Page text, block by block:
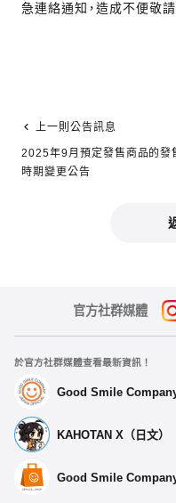
急連絡通知，造成不便敬請
上一則公告訊息
2025年9月預定發售商品的發
時期變更公告
官方社群媒體
於官方社群媒體查看最新資訊！
Good Smile Company
KAHOTAN X（日文）
Good Smile Company